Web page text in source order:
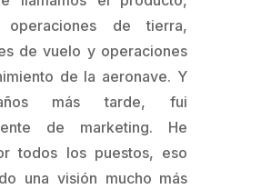
de tierra,
de vuelo y operaciones
de la aeronave. Y
más tarde, fui
de marketing. He
todos los puestos, eso
una visión mucho más